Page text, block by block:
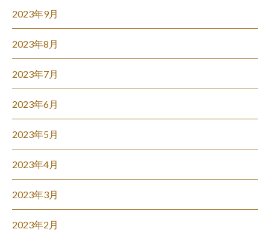
2023年9月
2023年8月
2023年7月
2023年6月
2023年5月
2023年4月
2023年3月
2023年2月